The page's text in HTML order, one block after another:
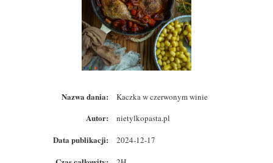
Nazwa dania: Kaczka w czerwonym winie
Autor: nietylkopasta.pl
Data publikacji: 2024-12-17